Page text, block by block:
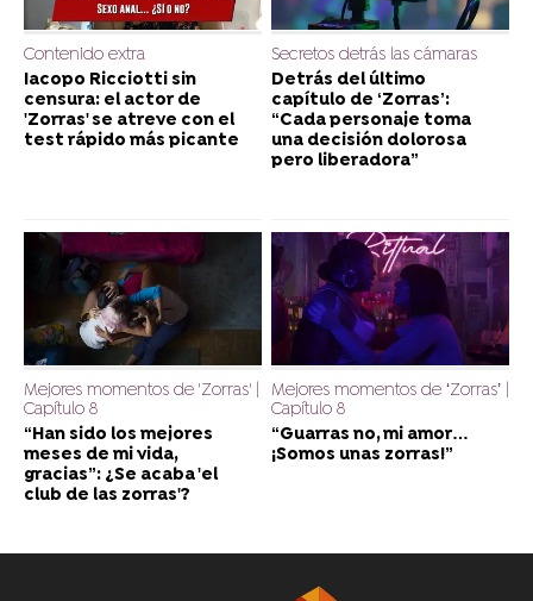
Contenido extra
Iacopo Ricciotti sin
censura: el actor de
'Zorras' se atreve con el
test rápido más picante
Secretos detrás las cámaras
Detrás del último
capítulo de ‘Zorras’:
“Cada personaje toma
una decisión dolorosa
pero liberadora”
Mejores momentos de 'Zorras' |
Capítulo 8
“Han sido los mejores
meses de mi vida,
gracias”: ¿Se acaba 'el
club de las zorras'?
Mejores momentos de ‘Zorras’ |
Capítulo 8
“Guarras no, mi amor…
¡Somos unas zorras!”